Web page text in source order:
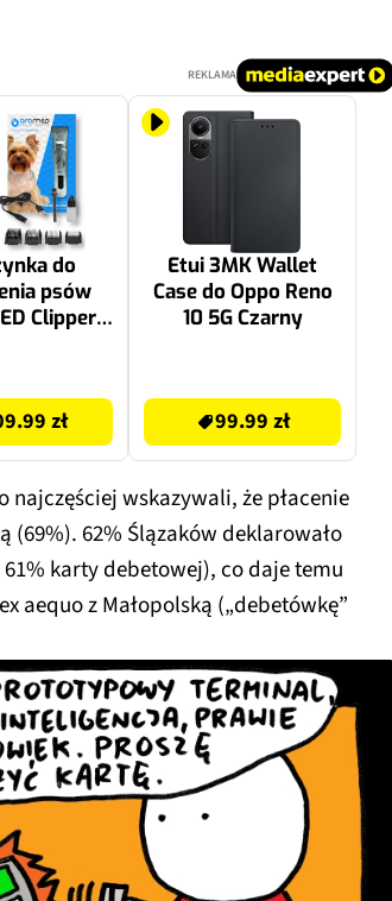
REKLAMA
do
psów
Clipper
zł
Etui 3MK Wallet
Case do Oppo Reno
10 5G Czarny
99.99 zł
wskazywali, że płacenie
62% Ślązaków deklarowało
karty debetowej), co daje temu
aequo z Małopolską („debetówkę”